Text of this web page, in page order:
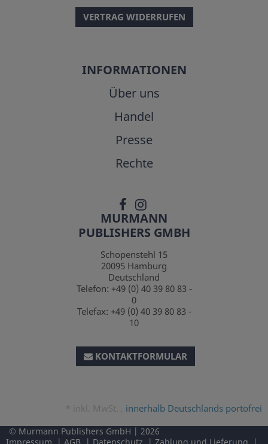
VERTRAG WIDERRUFEN
INFORMATIONEN
Über uns
Handel
Presse
Rechte
MURMANN
PUBLISHERS GMBH
Schopenstehl 15
20095 Hamburg
Deutschland
Telefon: +49 (0) 40 39 80 83 -
0
Telefax: +49 (0) 40 39 80 83 -
10
KONTAKTFORMULAR
innerhalb Deutschlands portofrei
Murmann Publishers GmbH
2026